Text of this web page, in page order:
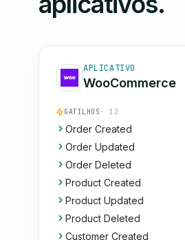
APLICATIVO
WooCommerce
GATILHOS · 12
Order Created
Order Updated
Order Deleted
Product Created
Product Updated
Product Deleted
Customer Created